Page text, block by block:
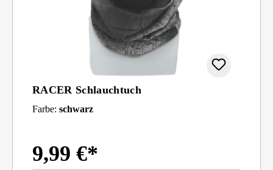
RACER Schlauchtuch
Farbe: schwarz
9,99 €*